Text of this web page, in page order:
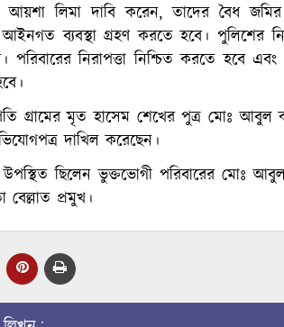
আয়শা লিমা দাবি করেন, তাদের বৈধ জমির
আইনগত ব্যবস্থা গ্রহণ করতে হবে। পুলিশের
পরিবারের নিরাপত্তা নিশ্চিত করতে হবে
গ্রামের মৃত হাসেম শেখের পুত্র মোঃ
দাখিল করেছেন।
ছিলেন ভুক্তভোগী পরিবারের মোঃ
বেল্লাত প্রমুখ।